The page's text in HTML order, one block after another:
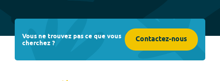
Vous ne trouvez pas ce que vous
cherchez ? Contactez-nous